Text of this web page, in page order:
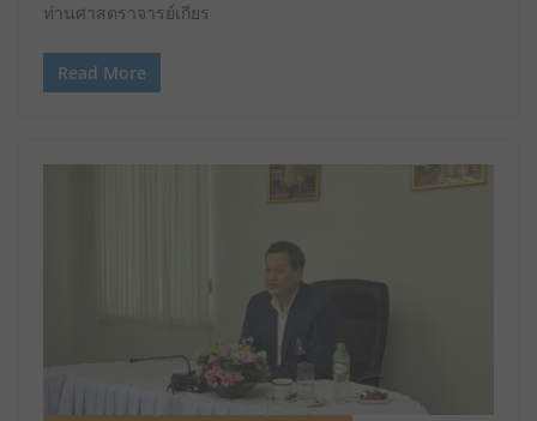
ท่านศาสตราจารย์เกียร
Read More